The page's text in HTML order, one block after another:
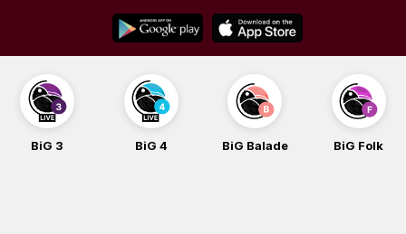
content
BiG 3 BiG 4 BiG Balade BiG Folk